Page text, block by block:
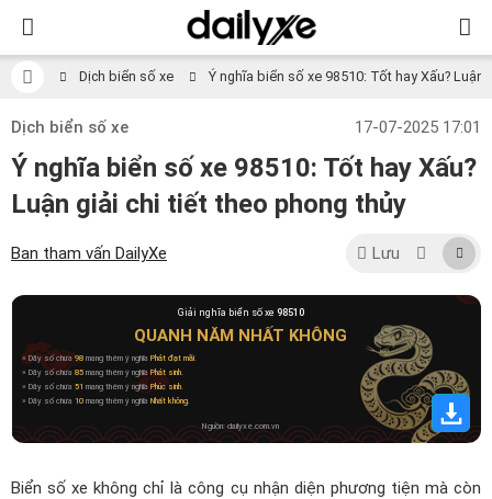
Dịch biển số xe Ý nghĩa biển số xe 98510: Tốt hay Xấu?
Dịch biển số xe 17-07-2025 17:01
Ý nghĩa biển số xe 98510: Tốt hay Xấu?
Luận giải chi tiết theo phong thủy
Ban tham vấn DailyXe Lưu
Giải nghĩa biển số xe 98510
QUANH NĂM NHẤT KHÔNG
» Dãy số chứa98 mang thêm ý nghĩa Phát đạt mãi.
» Dãy số chứa 85 mang thêm ý nghĩaPhát sinh.
» Dãy số chứa 51 mang thêm ý nghĩaPhúc sinh.
» Dãy số chứa 10 mang thêm ý nghĩa Nhất không.
Nguồn: dailyxe.com.vn
Biển số xe không chỉ là công cụ nhận diện phương tiện mà còn